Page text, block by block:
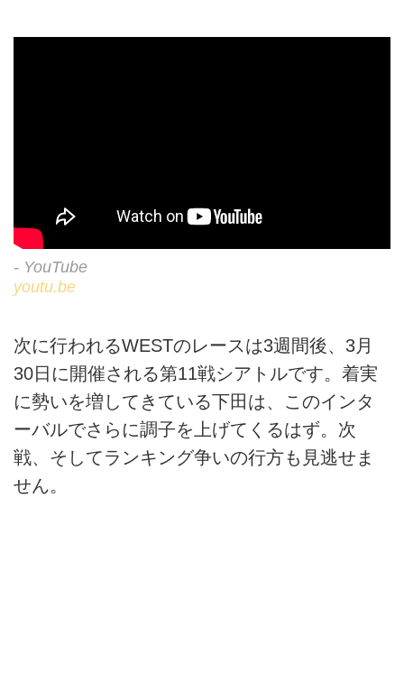
- YouTube
youtu.be
次に行われるWESTのレースは3週間後、3月
30日に開催される第11戦シアトルです。着実
に勢いを増してきている下田は、このインタ
ーバルでさらに調子を上げてくるはず。次
戦、そしてランキング争いの行方も見逃せま
せん。